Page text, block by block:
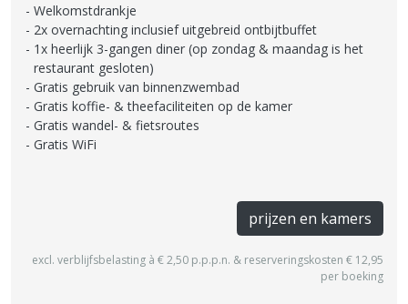
Welkomstdrankje
2x overnachting inclusief uitgebreid ontbijtbuffet
1x heerlijk 3-gangen diner (op zondag & maandag is het
restaurant gesloten)
Gratis gebruik van binnenzwembad
Gratis koffie- & theefaciliteiten op de kamer
Gratis wandel- & fietsroutes
Gratis WiFi
prijzen en kamers
excl. verblijfsbelasting à € 2,50 p.p.p.n. & reserveringskosten € 12,95
per boeking